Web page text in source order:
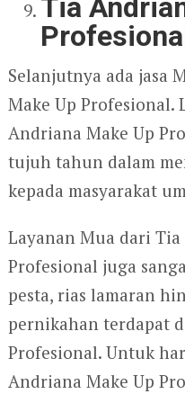
Tia
Selanjutnya ada jasa
Make Up Profesional.
Andriana Make Up
tujuh tahun dalam
kepada masyarakat
Layanan Mua dari
Profesional juga
pesta, rias lamaran
pernikahan terdapat
Profesional. Untuk
Andriana Make Up